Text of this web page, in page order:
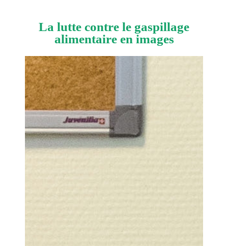
La lutte contre le gaspillage
alimentaire en images